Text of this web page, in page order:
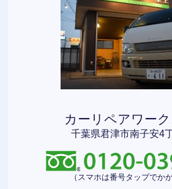
カーリペアワー
千葉県君津市南子安4
（スマホは番号タップでか